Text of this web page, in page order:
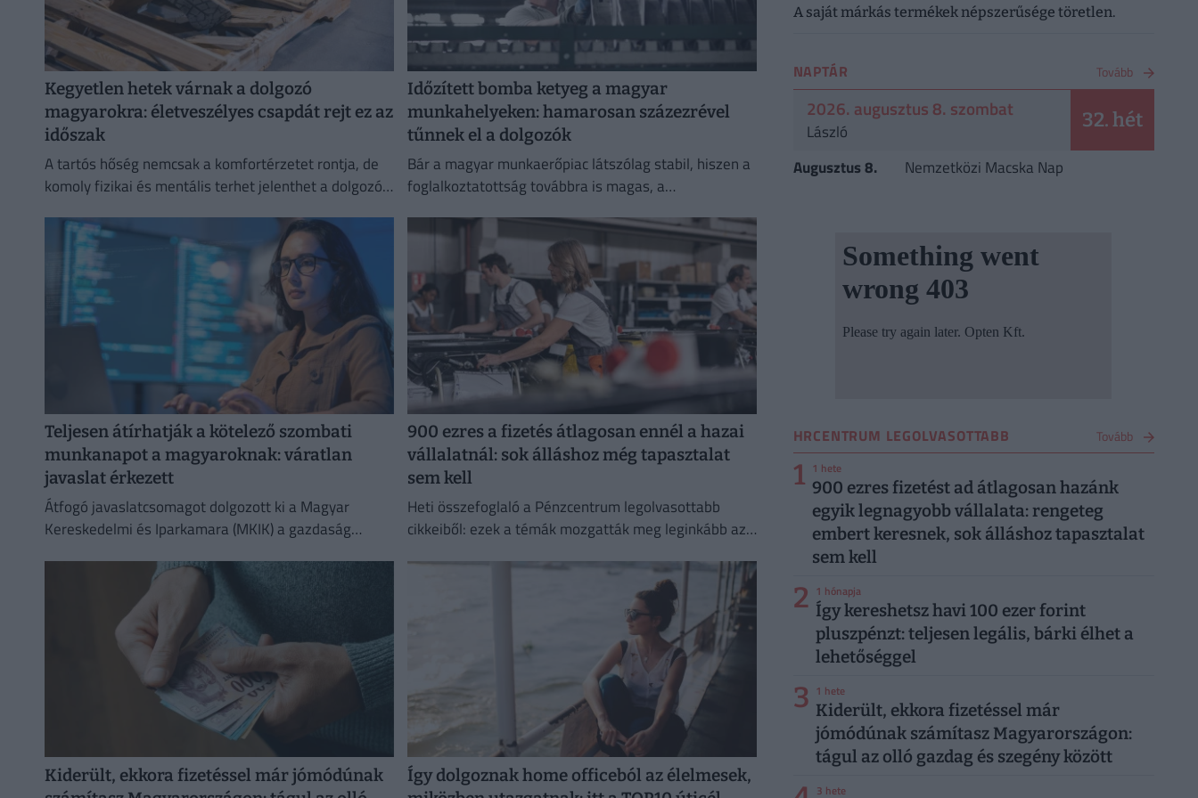
Kegyetlen hetek várnak a dolgozó
magyarokra: életveszélyes csapdát rejt ez az
időszak
A tartós hőség nemcsak a komfortérzetet rontja, de
komoly fizikai és mentális terhet jelenthet a dolgozók
Időzített bomba ketyeg a magyar
munkahelyeken: hamarosan százezrével
tűnnek el a dolgozók
Bár a magyar munkaerőpiac látszólag stabil, hiszen a
foglalkoztatottság továbbra is magas, a
mértékben.
Teljesen átírhatják a kötelező szombati
munkanapot a magyaroknak: váratlan
javaslat érkezett
Átfogó javaslatcsomagot dolgozott ki a Magyar
Kereskedelmi és Iparkamara (MKIK) a gazdaság
energiaválság kezelése érdekében.
900 ezres a fizetés átlagosan ennél a hazai
vállalatnál: sok álláshoz még tapasztalat
sem kell
Heti összefoglaló a Pénzcentrum legolvasottabb
cikkeiből: ezek a témák mozgatták meg leginkább az
Kiderült, ekkora fizetéssel már jómódúnak
Így dolgoznak home officeból az élelmesek,
A saját márkás termékek népszerűsége töretlen.
NAPTÁR Tovább
2026. augusztus 8. szombat
László 32. hét
Augusztus 8. Nemzetközi Macska Nap
HRCENTRUM LEGOLVASOTTABB Tovább
1 1 hete
900 ezres fizetést ad átlagosan hazánk
egyik legnagyobb vállalata: rengeteg
embert keresnek, sok álláshoz tapasztalat
sem kell
2 1 hónapja
Így kereshetsz havi 100 ezer forint
pluszpénzt: teljesen legális, bárki élhet a
lehetőséggel
3 1 hete
Kiderült, ekkora fizetéssel már
jómódúnak számítasz Magyarországon:
tágul az olló gazdag és szegény között
3 hete